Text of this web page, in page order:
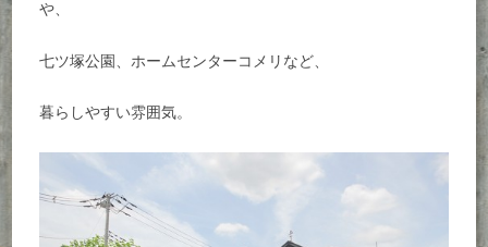
や、
七ツ塚公園、ホームセンターコメリなど、
暮らしやすい雰囲気。